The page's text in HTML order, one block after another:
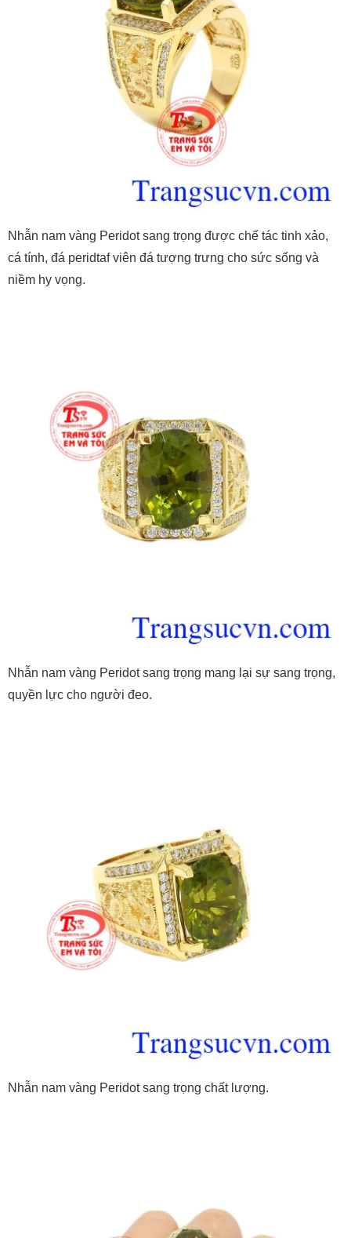
Nhẫn nam vàng Peridot sang trọng được chế tác tinh xảo,
cá tính, đá peridtaf viên đá tượng trưng cho sức sống và
niềm hy vọng.
Nhẫn nam vàng Peridot sang trọng mang lại sự sang trọng,
quyền lực cho người đeo.
Nhẫn nam vàng Peridot sang trọng chất lượng.